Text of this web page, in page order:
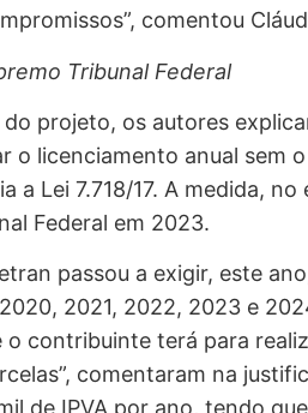
comentou
Tribunal Federal
projeto, os autores
o licenciamento anual sem
a Lei 7.718/17. A medida,
Federal em 2023.
passou a exigir, este
2021, 2022, 2023 e
o contribuinte terá para
comentaram na